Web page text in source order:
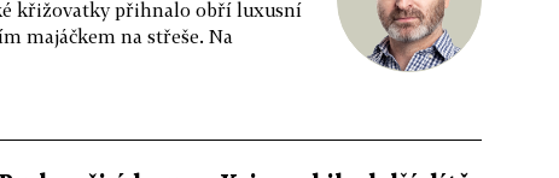
křižovatky přihnalo obří luxusní
majáčkem na střeše. Na